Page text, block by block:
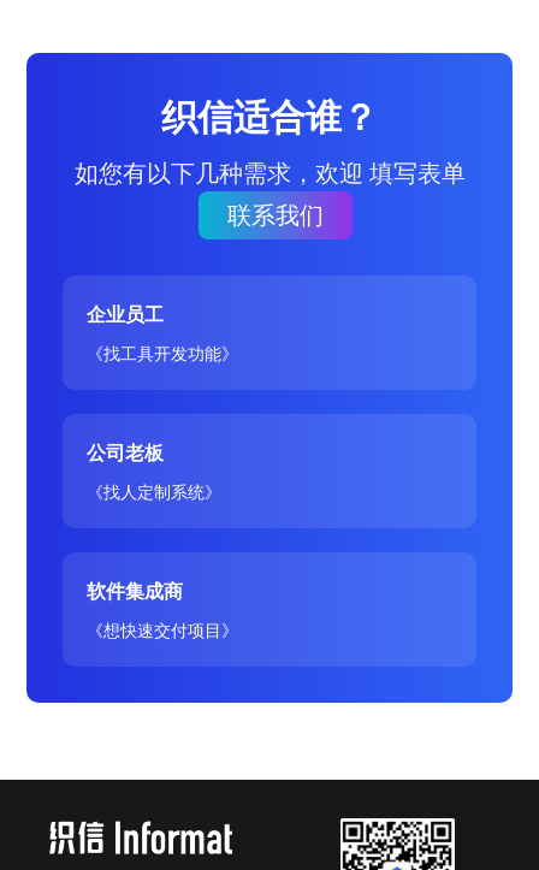
织信适合谁？
如您有以下几种需求，欢迎 填写表单
联系我们
企业员工
《找工具开发功能》
公司老板
《找人定制系统》
软件集成商
《想快速交付项目》